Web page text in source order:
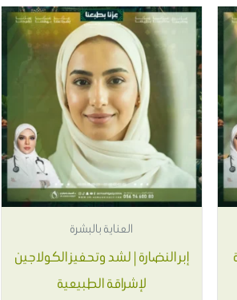
العناية بالبشرة
إبر النضارة | لشد وتحفيز الكولاجين
لإشراقة الطبيعية
هناك
العديد
الأشكال
المختلفة
لهذا
المنتج.
يمكن
الخيارات